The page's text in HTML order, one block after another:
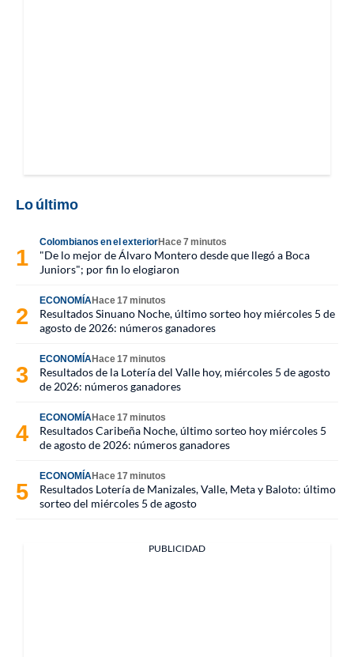
Lo último
Colombianos en el exteriorHace 7 minutos
"De lo mejor de Álvaro Montero desde que llegó a Boca
Juniors"; por fin lo elogiaron
ECONOMÍAHace 17 minutos
Resultados Sinuano Noche, último sorteo hoy miércoles 5 de
agosto de 2026: números ganadores
ECONOMÍAHace 17 minutos
Resultados de la Lotería del Valle hoy, miércoles 5 de agosto
de 2026: números ganadores
ECONOMÍAHace 17 minutos
Resultados Caribeña Noche, último sorteo hoy miércoles 5
de agosto de 2026: números ganadores
ECONOMÍAHace 17 minutos
Resultados Lotería de Manizales, Valle, Meta y Baloto: último
sorteo del miércoles 5 de agosto
PUBLICIDAD